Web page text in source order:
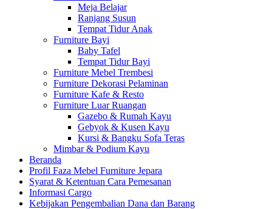
Meja Belajar
Ranjang Susun
Tempat Tidur Anak
Furniture Bayi
Baby Tafel
Tempat Tidur Bayi
Furniture Mebel Trembesi
Furniture Dekorasi Pelaminan
Furniture Kafe & Resto
Furniture Luar Ruangan
Gazebo & Rumah Kayu
Gebyok & Kusen Kayu
Kursi & Bangku Sofa Teras
Mimbar & Podium Kayu
Beranda
Profil Faza Mebel Furniture Jepara
Syarat & Ketentuan Cara Pemesanan
Informasi Cargo
Kebijakan Pengembalian Dana dan Barang